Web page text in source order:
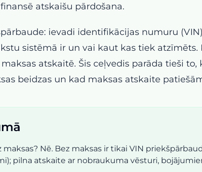
atskaišu pārdošana.
ievadi identifikācijas numuru
sistēmā ir un vai kaut kas tiek atzīmēts.
atskaitē. Šis ceļvedis parāda tieši to,
beidzas un kad maksas atskaite
maksas? Nē. Bez maksas ir tikai VIN
pilna atskaite ar nobraukuma vēsturi,